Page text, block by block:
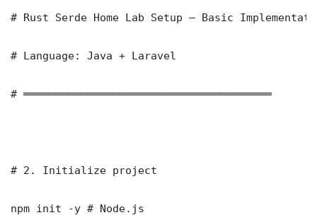
# Rust Serde Home Lab Setup — Basic
# Language: Java + Laravel
# ═══════════════════════════════════════
# 2. Initialize project
npm init -y # Node.js